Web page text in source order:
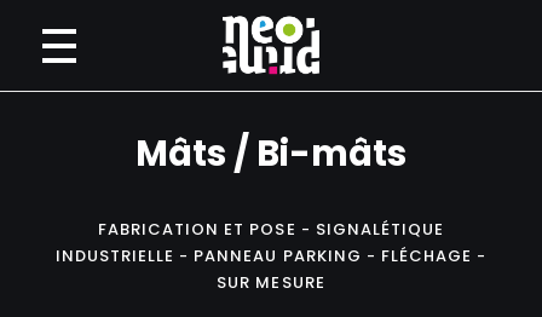
Mâts / Bi-mâts
FABRICATION ET POSE - SIGNALÉTIQUE
INDUSTRIELLE - PANNEAU PARKING - FLÉCHAGE -
SUR MESURE